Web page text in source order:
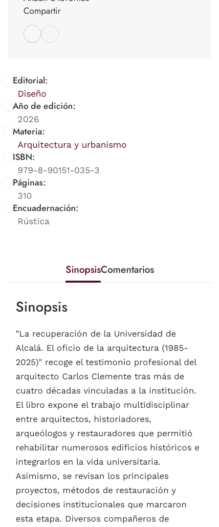
Editorial:
Diseño
Año de edición:
2026
Materia:
Arquitectura y urbanismo
ISBN:
979-8-90151-035-3
Páginas:
310
Encuadernación:
Rústica
Compartir
SinopsisComentarios
Sinopsis
"La recuperación de la Universidad de
Alcalá. El oficio de la arquitectura (1985-
2025)" recoge el testimonio profesional del
arquitecto Carlos Clemente tras más de
cuatro décadas vinculadas a la institución.
El libro expone el trabajo multidisciplinar
entre arquitectos, historiadores,
arqueólogos y restauradores que permitió
rehabilitar numerosos edificios históricos e
integrarlos en la vida universitaria.
Asimismo, se revisan los principales
proyectos, métodos de restauración y
decisiones institucionales que marcaron
esta etapa. Diversos compañeros de